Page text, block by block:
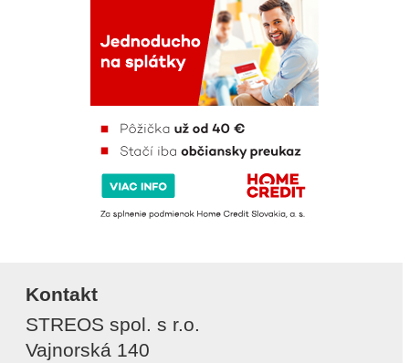
Kontakt
STREOS spol. s r.o.
Vajnorská 140